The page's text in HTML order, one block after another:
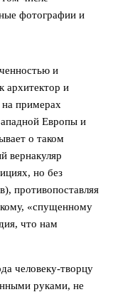
фотографии и
и
архитектор и
примерах
Европы и
о таком
вернакуляр
но без
противопоставляя
«спущенному
что нам
человеку-творцу
руками, не